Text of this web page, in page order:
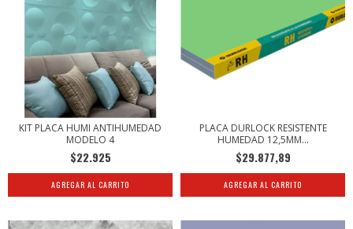
KIT PLACA HUMI ANTIHUMEDAD
MODELO 4
$22.925
PLACA DURLOCK RESISTENTE
HUMEDAD 12,5MM...
$29.877,89